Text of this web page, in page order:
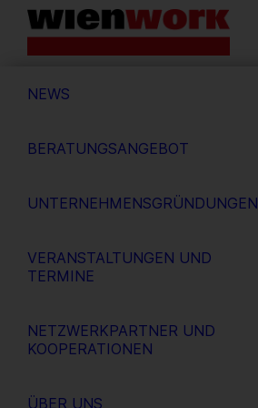
Barrierefreie
Bedienung
Webseite
NEWS
BERATUNGSANGEBOT
UNTERNEHMENSGRÜNDUNGEN
VERANSTALTUNGEN UND
TERMINE
NETZWERKPARTNER UND
KOOPERATIONEN
ÜBER UNS